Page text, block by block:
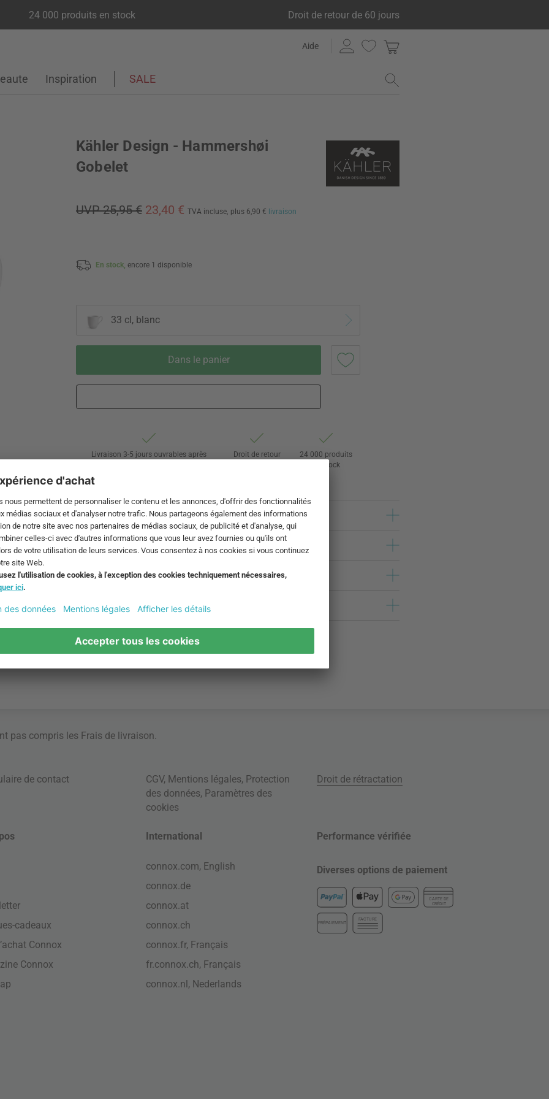
24 000 produits en stock Droit de retour de 60 jours
Aide
Inspiration SALE
Kähler Design - Hammershøi
Gobelet
UVP 25,95 € 23,40 € TVA incluse, plus 6,90 € livraison
En stock, encore 1 disponible
33 cl, blanc
Dans le panier
Livraison 3-5 jours ouvrables après
Droit de retour
24 000 produits
en stock
pas compris les Frais de livraison
de contact CGV, Mentions légales, Protection
des données, Paramètres des
cookies
Droit de rétractation
cadeaux
Connox
Connox
International
connox.com, English
connox.de
connox.at
connox.ch
connox.fr, Français
fr.connox.ch, Français
connox.nl, Nederlands
Performance vérifiée
Diverses options de paiement
CARTE DE
CRÉDIT
PRÉPAIEMENT
FACTURE